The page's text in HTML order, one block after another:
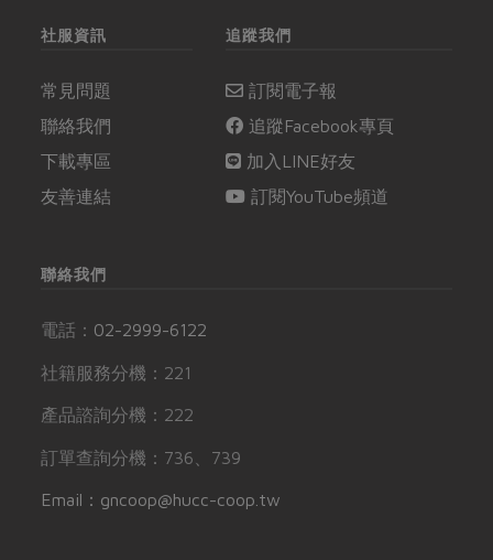
社服資訊
常見問題
聯絡我們
下載專區
友善連結
追蹤我們
訂閱電子報
追蹤Facebook專頁
加入LINE好友
訂閱YouTube頻道
聯絡我們
電話： 02-2999-6122
社籍服務分機：221
產品諮詢分機：222
訂單查詢分機：736、739
Email：gncoop@hucc-coop.tw